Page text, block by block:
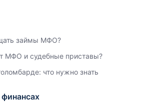
займы МФО?
МФО и судебные приставы?
что нужно знать